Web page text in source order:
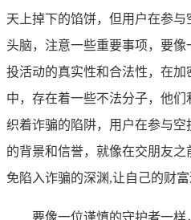
天上掉下的馅饼，但用户在参
头脑，注意一些重要事项，要
投活动的真实性和合法性，在
中，存在着一些不法分子，他
织着诈骗的陷阱，用户在参与
的背景和信誉，就像在交朋友
免陷入诈骗的深渊,让自己的财富
要像一位谨慎的守护者一